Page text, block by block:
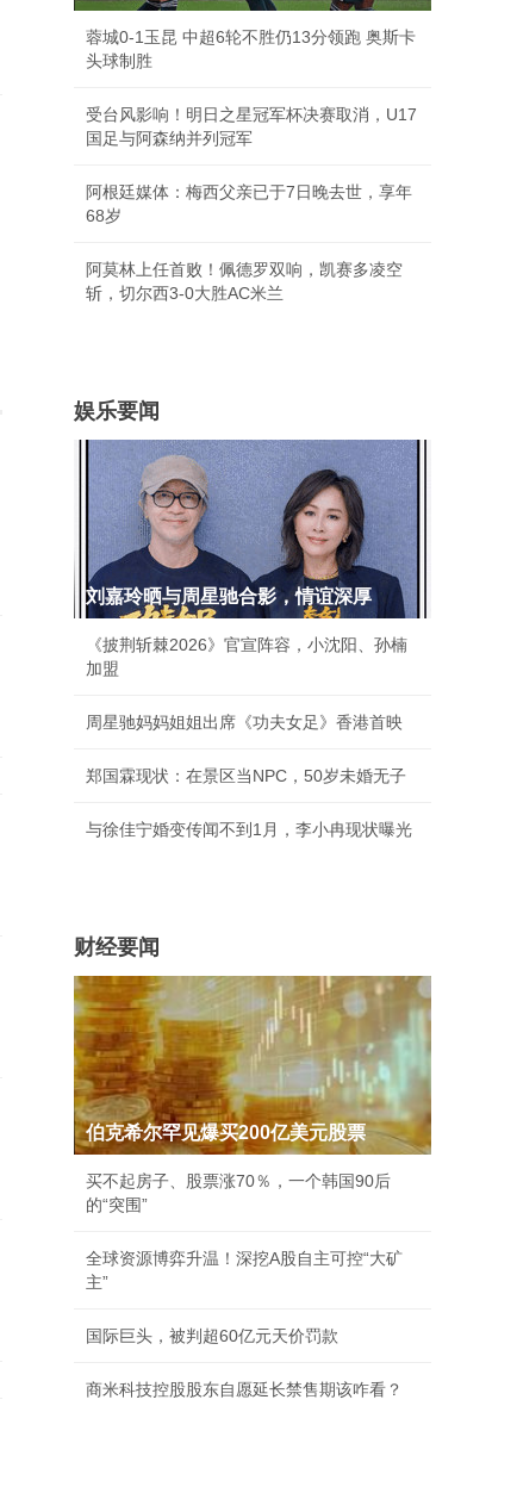
蓉城0-1玉昆 中超6轮不胜仍13分领跑 奥斯卡
头球制胜
受台风影响！明日之星冠军杯决赛取消，U17
国足与阿森纳并列冠军
阿根廷媒体：梅西父亲已于7日晚去世，享年
68岁
阿莫林上任首败！佩德罗双响，凯赛多凌空
斩，切尔西3-0大胜AC米兰
娱乐要闻
刘嘉玲晒与周星驰合影，情谊深厚
《披荆斩棘2026》官宣阵容，小沈阳、孙楠
加盟
周星驰妈妈姐姐出席《功夫女足》香港首映
郑国霖现状：在景区当NPC，50岁未婚无子
与徐佳宁婚变传闻不到1月，李小冉现状曝光
财经要闻
伯克希尔罕见爆买200亿美元股票
买不起房子、股票涨70％，一个韩国90后
的“突围”
全球资源博弈升温！深挖A股自主可控“大矿
主”
国际巨头，被判超60亿元天价罚款
商米科技控股股东自愿延长禁售期该咋看？